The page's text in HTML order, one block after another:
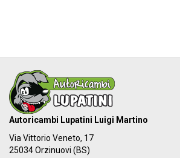
Autoricambi Lupatini Luigi Martino
Via Vittorio Veneto, 17
25034 Orzinuovi (BS)